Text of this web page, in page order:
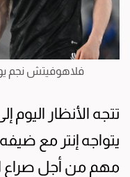
فلاهوفيتش نجم
تتجه الأنظار
يتواجه إنتر مع
مهم من أجل صراع